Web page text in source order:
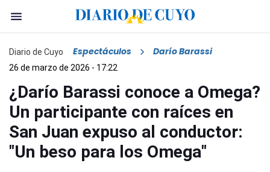
Diario de Cuyo Espectáculos Darío Barassi
26 de marzo de 2026 - 17:22
¿Darío Barassi conoce a Omega?
Un participante con raíces en
San Juan expuso al conductor:
"Un beso para los Omega"